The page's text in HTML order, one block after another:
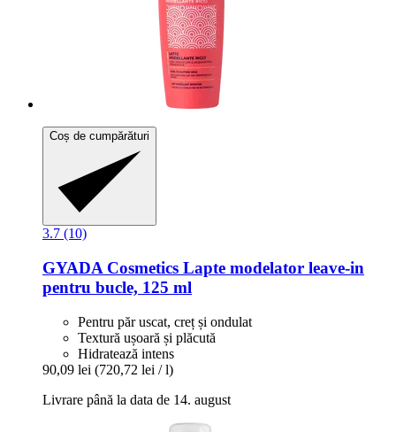
Coș de cumpărături
3.7 (10)
GYADA Cosmetics Lapte modelator leave-​in
pentru bucle, 125 ml
Pentru păr uscat, creț și ondulat
Textură ușoară și plăcută
Hidratează intens
90,09 lei (720,72 lei / l)
Livrare până la data de 14. august